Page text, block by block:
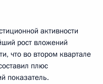
активности
рост вложений
что во втором квартале
плюс
показатель.